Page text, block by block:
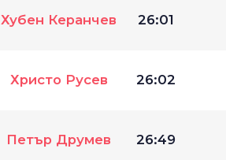
Хубен Керанчев 26:01
Христо Русев 26:02
Петър Друмев 26:49